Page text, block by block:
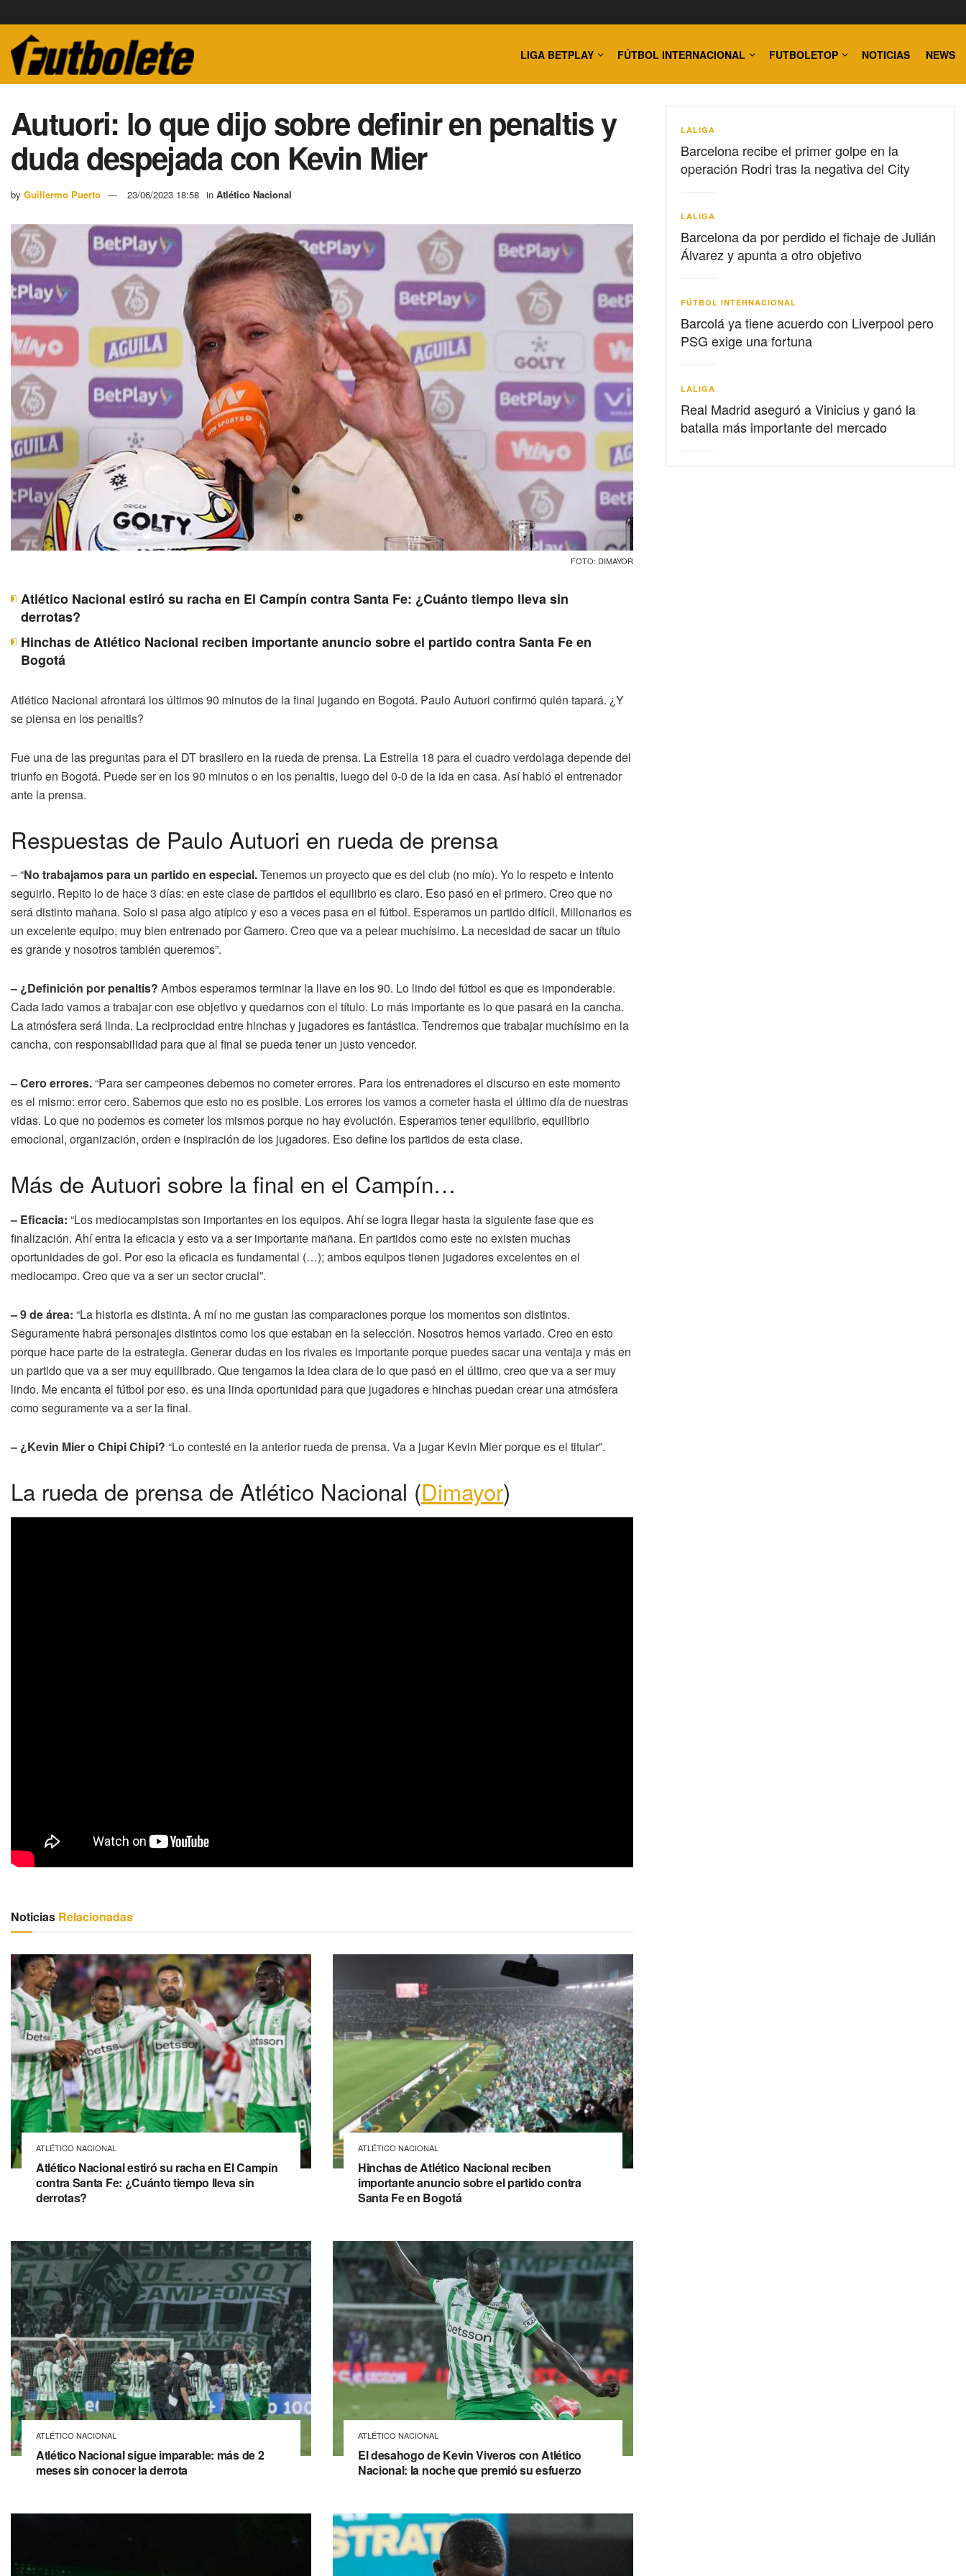
LIGA BETPLAY FÚTBOL INTERNACIONAL FUTBOLETOP NOTICIAS NEWS
Autuori: lo que dijo sobre definir en penaltis y
duda despejada con Kevin Mier
by Guillermo Puerto 23/06/2023 18:58 in Atlético Nacional
FOTO: DIMAYOR
Atlético Nacional estiró su racha en El Campín contra Santa Fe: ¿Cuánto tiempo lleva sin
derrotas?
Hinchas de Atlético Nacional reciben importante anuncio sobre el partido contra Santa Fe en
Bogotá
Atlético Nacional afrontará los últimos 90 minutos de la final jugando en Bogotá. Paulo Autuori confirmó quién tapará. ¿Y
se piensa en los penaltis?
Fue una de las preguntas para el DT brasilero en la rueda de prensa. La Estrella 18 para el cuadro verdolaga depende del
triunfo en Bogotá. Puede ser en los 90 minutos o en los penaltis, luego del 0-0 de la ida en casa. Así habló el entrenador
ante la prensa.
Respuestas de Paulo Autuori en rueda de prensa
– “No trabajamos para un partido en especial.Tenemos un proyecto que es del club (no mío). Yo lo respeto e intento
seguirlo. Repito lo de hace 3 días: en este clase de partidos el equilibrio es claro. Eso pasó en el primero. Creo que no
será distinto mañana. Solo si pasa algo atípico y eso a veces pasa en el fútbol. Esperamos un partido difícil. Millonarios es
un excelente equipo, muy bien entrenado por Gamero. Creo que va a pelear muchísimo. La necesidad de sacar un título
es grande y nosotros también queremos”.
– ¿Definición por penaltis? Ambos esperamos terminar la llave en los 90. Lo lindo del fútbol es que es imponderable.
Cada lado vamos a trabajar con ese objetivo y quedarnos con el título. Lo más importante es lo que pasará en la cancha.
La atmósfera será linda. La reciprocidad entre hinchas y jugadores es fantástica. Tendremos que trabajar muchísimo en la
cancha, con responsabilidad para que al final se pueda tener un justo vencedor.
– Cero errores.“Para ser campeones debemos no cometer errores. Para los entrenadores el discurso en este momento
es el mismo: error cero. Sabemos que esto no es posible. Los errores los vamos a cometer hasta el último día de nuestras
vidas. Lo que no podemos es cometer los mismos porque no hay evolución. Esperamos tener equilibrio, equilibrio
emocional, organización, orden e inspiración de los jugadores. Eso define los partidos de esta clase.
Más de Autuori sobre la final en el Campín…
– Eficacia: “Los mediocampistas son importantes en los equipos. Ahí se logra llegar hasta la siguiente fase que es
finalización. Ahí entra la eficacia y esto va a ser importante mañana. En partidos como este no existen muchas
oportunidades de gol. Por eso la eficacia es fundamental (…); ambos equipos tienen jugadores excelentes en el
mediocampo. Creo que va a ser un sector crucial”.
– 9 de área: “La historia es distinta. A mí no me gustan las comparaciones porque los momentos son distintos.
Seguramente habrá personajes distintos como los que estaban en la selección. Nosotros hemos variado. Creo en esto
porque hace parte de la estrategia. Generar dudas en los rivales es importante porque puedes sacar una ventaja y más en
un partido que va a ser muy equilibrado. Que tengamos la idea clara de lo que pasó en el último, creo que va a ser muy
lindo. Me encanta el fútbol por eso. es una linda oportunidad para que jugadores e hinchas puedan crear una atmósfera
como seguramente va a ser la final.
– ¿Kevin Mier o Chipi Chipi? “Lo contesté en la anterior rueda de prensa. Va a jugar Kevin Mier porque es el titular”.
La rueda de prensa de Atlético Nacional (Dimayor)
Noticias Relacionadas
ATLÉTICO NACIONAL
Atlético Nacional estiró su racha en El Campín
contra Santa Fe: ¿Cuánto tiempo lleva sin
derrotas?
ATLÉTICO NACIONAL
Hinchas de Atlético Nacional reciben
importante anuncio sobre el partido contra
Santa Fe en Bogotá
ATLÉTICO NACIONAL
Atlético Nacional sigue imparable: más de 2
meses sin conocer la derrota
ATLÉTICO NACIONAL
El desahogo de Kevin Viveros con Atlético
Nacional: la noche que premió su esfuerzo
LALIGA
Barcelona recibe el primer golpe en la
operación Rodri tras la negativa del City
LALIGA
Barcelona da por perdido el fichaje de Julián
Álvarez y apunta a otro objetivo
FÚTBOL INTERNACIONAL
Barcolá ya tiene acuerdo con Liverpool pero
PSG exige una fortuna
LALIGA
Real Madrid aseguró a Vinicius y ganó la
batalla más importante del mercado